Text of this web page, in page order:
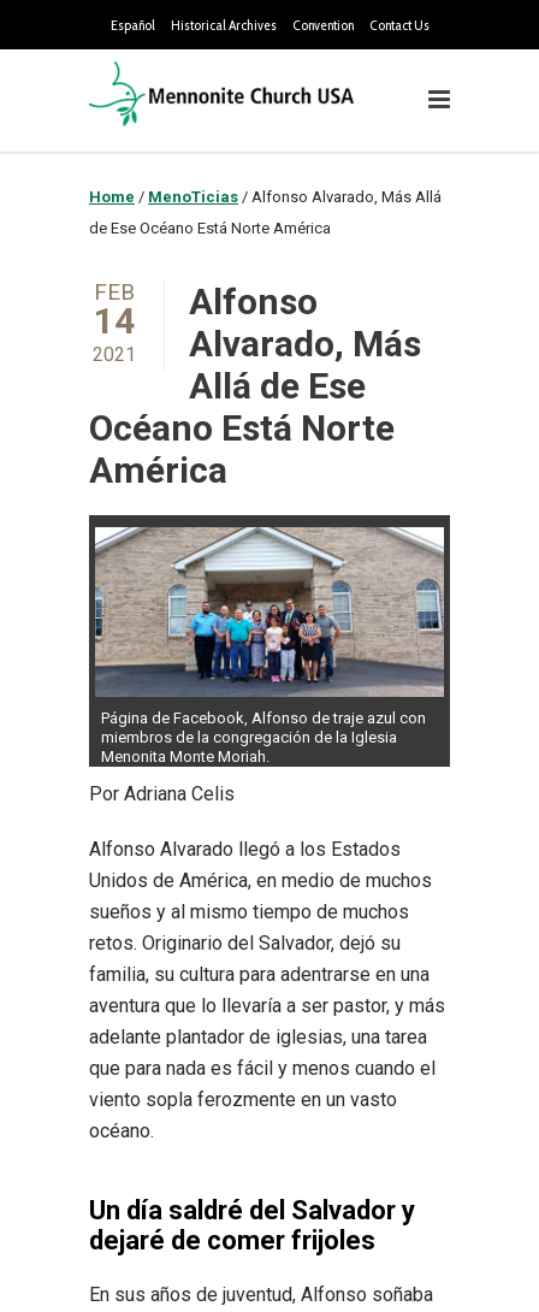
Español Historical Archives Convention Contact Us
Home / MenoTicias / Alfonso Alvarado, Más Allá
de Ese Océano Está Norte América
FEB
14
2021
Alfonso
Alvarado, Más
Allá de Ese
Océano Está Norte
América
Página de Facebook, Alfonso de traje azul con
miembros de la congregación de la Iglesia
Menonita Monte Moriah.
Por Adriana Celis
Alfonso Alvarado llegó a los Estados
Unidos de América, en medio de muchos
sueños y al mismo tiempo de muchos
retos. Originario del Salvador, dejó su
familia, su cultura para adentrarse en una
aventura que lo llevaría a ser pastor, y más
adelante plantador de iglesias, una tarea
que para nada es fácil y menos cuando el
viento sopla ferozmente en un vasto
océano.
Un día saldré del Salvador y
dejaré de comer frijoles
En sus años de juventud, Alfonso soñaba